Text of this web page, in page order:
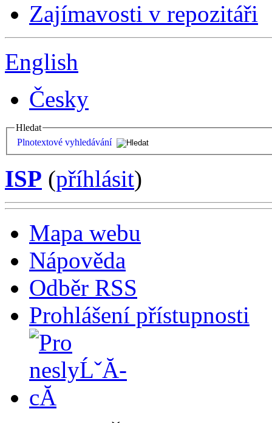
Zajímavosti v repozitáři
English
Česky
Hledat
Plnotextové vyhledávání
ISP (příhlásit)
Mapa webu
Nápověda
Odběr RSS
Prohlášení přístupnosti